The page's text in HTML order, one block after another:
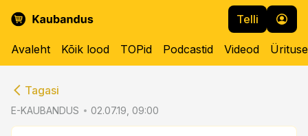
Telli
Avaleht Kõik lood TOPid Podcastid Videod
Tagasi
E-KAUBANDUS 02.07.19, 09:00